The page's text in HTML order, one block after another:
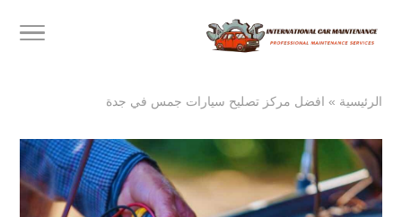
الرئيسية » افضل مركز تصليح سيارات جمس في جدة